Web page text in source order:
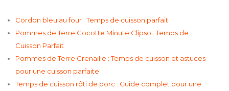
Cordon bleu au four : Temps de cuisson parfait
Pommes de Terre Cocotte Minute Clipso : Temps de
Cuisson Parfait
Pommes de Terre Grenaille : Temps de cuisson et astuces
pour une cuisson parfaite
Temps de cuisson rôti de porc : Guide complet pour une